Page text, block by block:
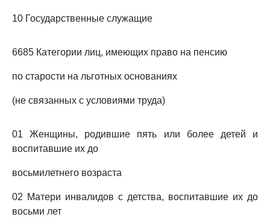
10 Государственные служащие
6685 Категории лиц, имеющих право на пенсию
по старости на льготных основаниях
(не связанных с условиями труда)
01 Женщины, родившие пять или более детей и
воспитавшие их до
восьмилетнего возраста
02 Матери инвалидов с детства, воспитавшие их до
восьми лет